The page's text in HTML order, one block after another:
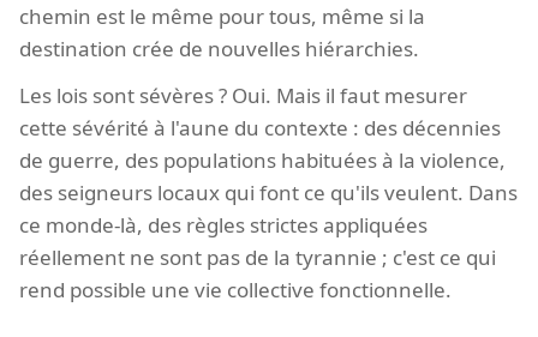
chemin est le même pour tous, même si la
destination crée de nouvelles hiérarchies.
Les lois sont sévères ? Oui. Mais il faut mesurer
cette sévérité à l'aune du contexte : des décennies
de guerre, des populations habituées à la violence,
des seigneurs locaux qui font ce qu'ils veulent. Dans
ce monde-là, des règles strictes appliquées
réellement ne sont pas de la tyrannie ; c'est ce qui
rend possible une vie collective fonctionnelle.